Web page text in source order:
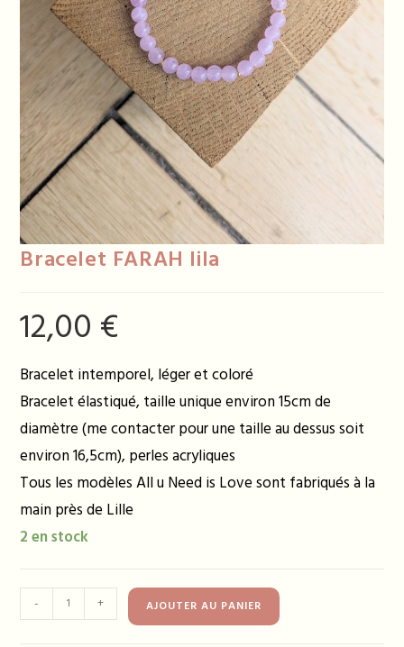
Bracelet FARAH lila
12,00 €
Bracelet intemporel, léger et coloré
Bracelet élastiqué, taille unique environ 15cm de
diamètre (me contacter pour une taille au dessus soit
environ 16,5cm), perles acryliques
Tous les modèles All u Need is Love sont fabriqués à la
main près de Lille
2 en stock
de
- + AJOUTER AU PANIER